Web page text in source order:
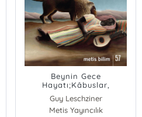
Beynin Gece
Hayatı;Kâbuslar,
Sinirbilim ve Uykunun
Gizli Dünyası
Guy Leschziner
Metis Yayıncılık